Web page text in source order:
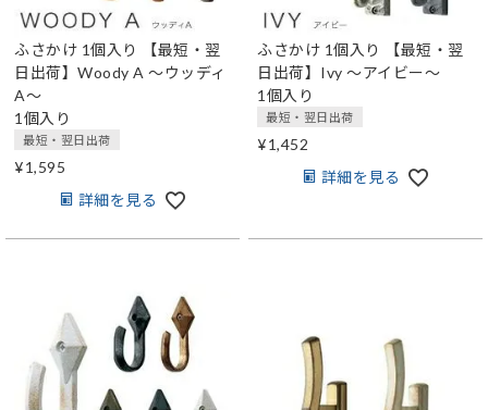
ふさかけ 1個入り
【最短・翌
日出荷】Woody A ～ウッディ
A～
1個入り
最短・翌日出荷
¥1,595
詳細を見る
ふさかけ 1個入り
【最短・翌
日出荷】Ivy ～アイビー～
1個入り
最短・翌日出荷
¥1,452
詳細を見る